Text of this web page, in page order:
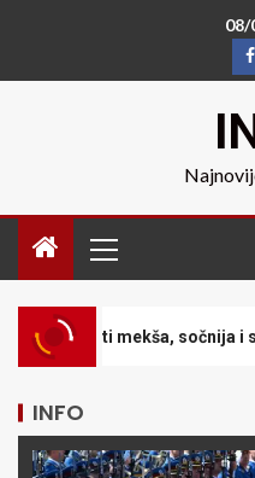
08/
sočnija i slađa
INFO